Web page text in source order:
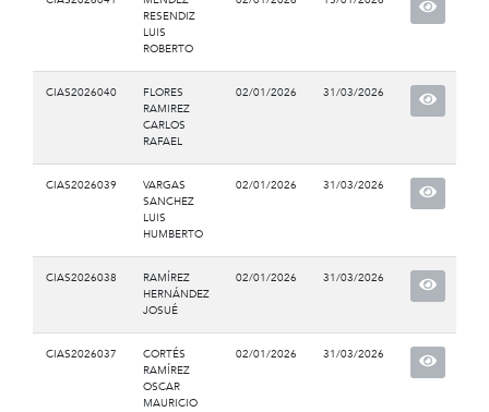
RESENDIZ
LUIS
ROBERTO
CIAS2026040
FLORES
RAMIREZ
CARLOS
RAFAEL
02/01/2026 31/03/2026
CIAS2026039
VARGAS
SANCHEZ
LUIS
HUMBERTO
02/01/2026 31/03/2026
CIAS2026038
RAMÍREZ
HERNÁNDEZ
JOSUÉ
02/01/2026 31/03/2026
CIAS2026037
CORTÉS
RAMÍREZ
OSCAR
MAURICIO
02/01/2026 31/03/2026